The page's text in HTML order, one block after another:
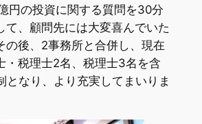
円の投資に関する質問を30分
て、顧問先には大変喜んでいた
の後、2事務所と合併し、現在
・税理士2名、税理士3名を含
となり、より充実してまいりま